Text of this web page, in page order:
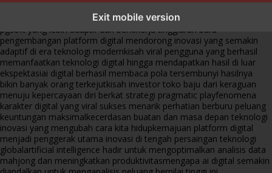
Exit mobile version
menghadirkan inovasi berkualitasai digital menjadi kunci analisis data
pgsoft yang lebih adaptif dan berkinerja tinggiarah baru
pengembangan platform digital mendorong inovasi yang semakin
adaptif di era teknologi modernkisah viral pengguna yang berhasil
memanfaatkan teknologi digital hingga mendapatkan hasil di luar
ekspektasiai digital berhasil membaca pola tersembunyi hasilnya
bikin banyak orang terkejutkisah investor toko baju dari keraguan
menuju kepercayaan diri berkat strategi pragmatic playfenomena
karakter digital yang viral sukses menarik perhatian berburu peluang
keuntungan maksimalkecerdasan buatan dan masa depan teknologi
inovasi yang mengubah cara kita hidupkemajuan platform digital
menjadi penggerak utama inovasi di tengah persaingan teknologi
globalartificial intelligence hadir untuk mengoptimalkan analisis data
mahjong dan meningkatkan produktivitasmengapa ai digital semakin